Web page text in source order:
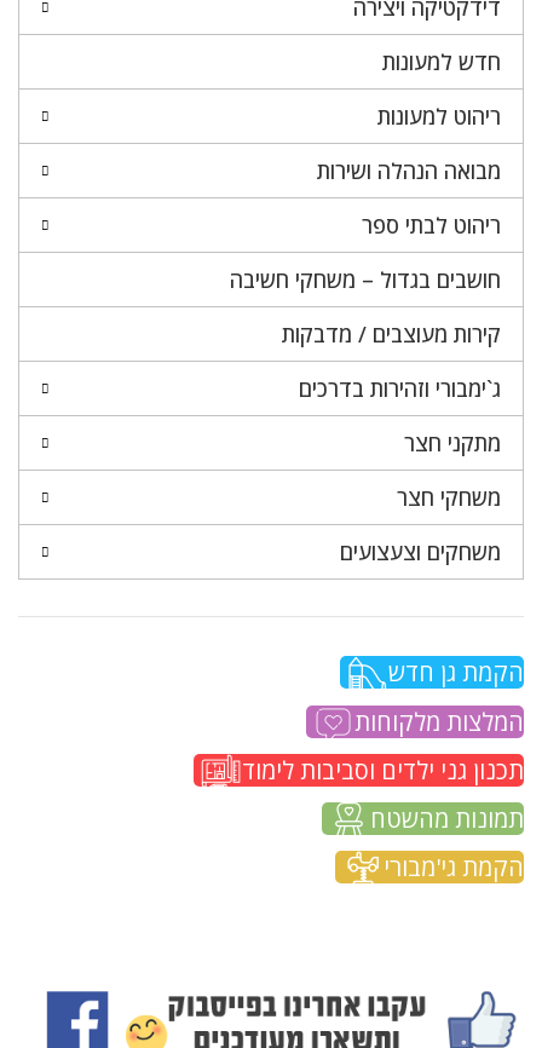
דידקטיקה ויצירה
חדש למעונות
ריהוט למעונות
מבואה הנהלה ושירות
ריהוט לבתי ספר
חושבים בגדול – משחקי חשיבה
קירות מעוצבים / מדבקות
ג`ימבורי וזהירות בדרכים
מתקני חצר
משחקי חצר
משחקים וצעצועים
הקמת גן חדש
המלצות מלקוחות
תכנון גני ילדים וסביבות לימוד
תמונות מהשטח
הקמת גי'מבורי